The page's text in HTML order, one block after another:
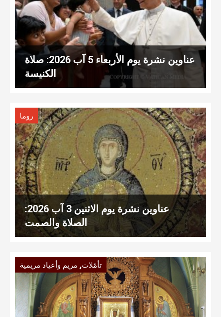
عناوين نشرة يوم الأربعاء 5 آب 2026: صلاة
الكنيسة
روما
عناوين نشرة يوم الاثنين 3 آب 2026:
الصلاة والصمت
تأمّلات, مريم وأعياد مريمية